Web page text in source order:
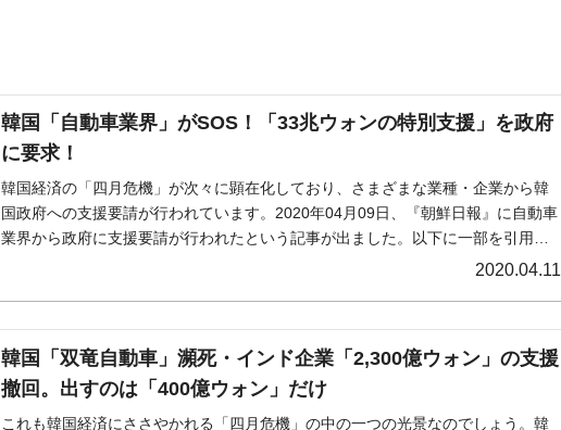
韓国「自動車業界」がSOS！「33兆ウォンの特別支援」を政府
に要求！
韓国経済の「四月危機」が次々に顕在化しており、さまざまな業種・企業から韓
国政府への支援要請が行われています。2020年04月09日、『朝鮮日報』に自動車
業界から政府に支援要請が行われたという記事が出ました。以下に一部を引用し
2020.04.11
韓国「双竜自動車」瀕死・インド企業「2,300億ウォン」の支援
撤回。出すのは「400億ウォン」だけ
これも韓国経済にささやかれる「四月危機」の中の一つの光景なのでしょう。韓